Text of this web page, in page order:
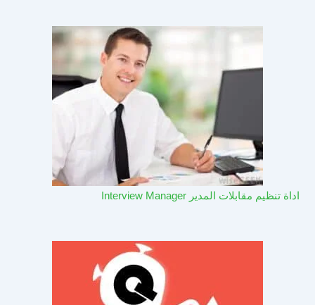
اداة تنظيم مقابلات المدير Interview Manager